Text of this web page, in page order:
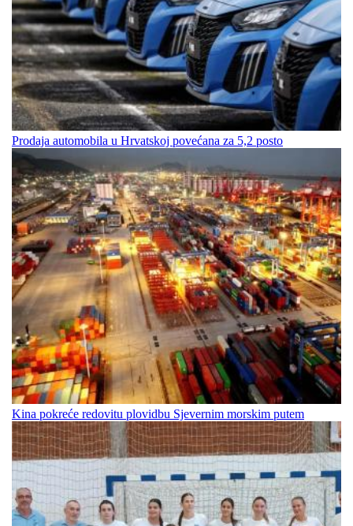
Prodaja automobila u Hrvatskoj povećana za 5,2 posto
Kina pokreće redovitu plovidbu Sjevernim morskim putem